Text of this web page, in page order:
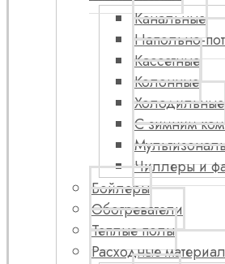
Канальные
Напольно-
Кассетные
Колонные
Холодильные
С зимним
Чиллеры и
Бойлеры
Обогреватели
Теплые полы
Расходные